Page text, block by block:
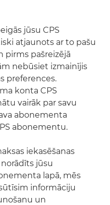
jūsu CPS
atjaunots ar to pašu
pirms pašreizējā
nebūsiet izmainījis
preferences.
konta CPS
vairāk par savu
abonementa
abonementu.
iekasēšanas
jūsu
lapā, mēs
informāciju
un